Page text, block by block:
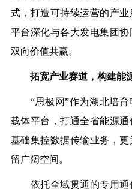
式，打造可持续运营的产
平台深化与各大发电集团
双向价值共赢。
拓宽产业赛道，构建能
“思极网”作为湖北培育
载体平台 ，打通全省能源
基础集控数据传输业务，
留广阔空间。
依托全域贯通的专用通